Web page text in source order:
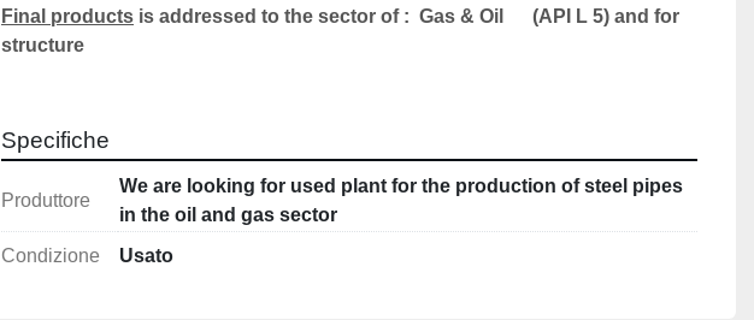
Final products is addressed to the sector of :  Gas & Oil      (API L 5) and for
structure
Specifiche
Produttore
We are looking for used plant for the production of steel pipes
in the oil and gas sector
Condizione
Usato